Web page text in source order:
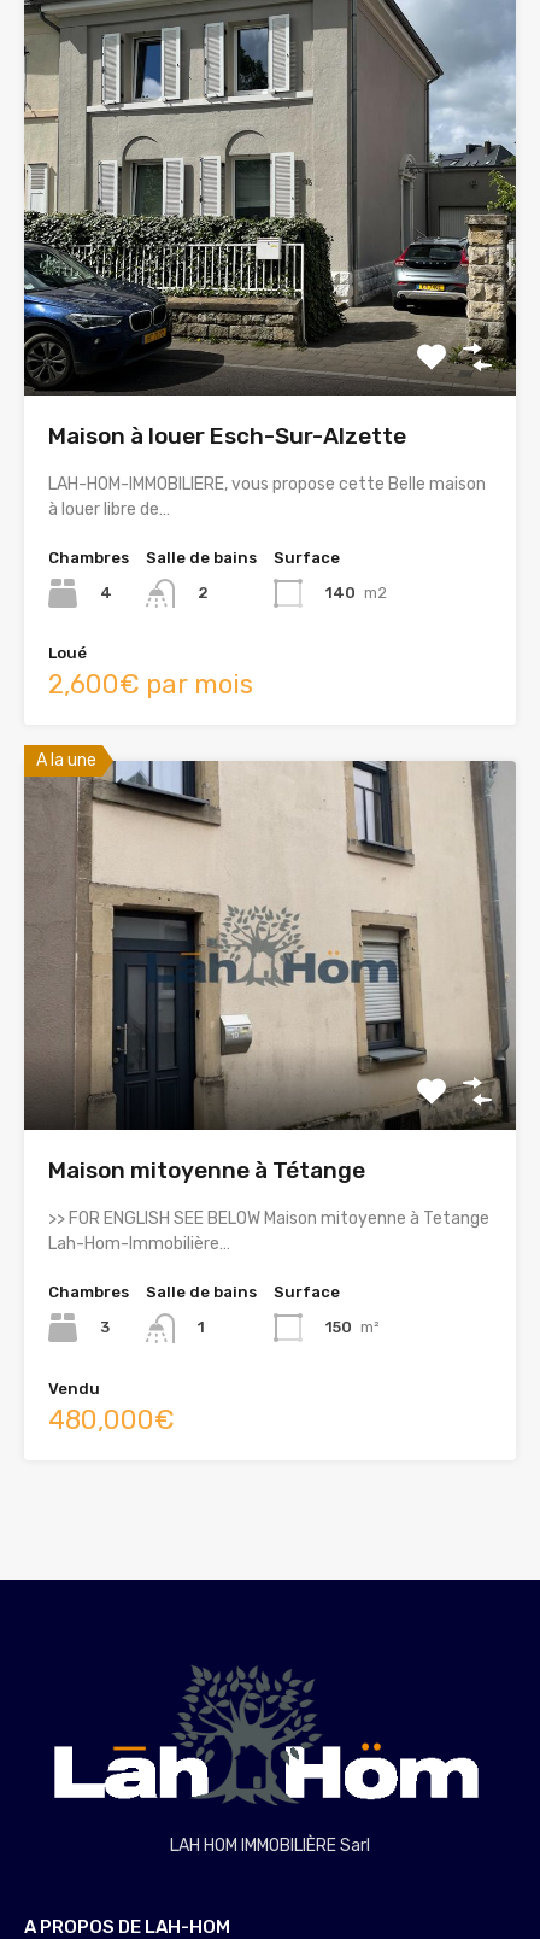
Maison à louer Esch-Sur-Alzette
LAH-HOM-IMMOBILIERE, vous propose cette Belle maison
à louer libre de…
Chambres
4
Salle de bains
2
Surface
140 m2
Loué
2,600€ par mois
A la une
Maison mitoyenne à Tétange
>> FOR ENGLISH SEE BELOW Maison mitoyenne à Tetange
Lah-Hom-Immobilière…
Chambres
3
Salle de bains
1
Surface
150 m²
Vendu
480,000€
LAH HOM IMMOBILIÈRE Sarl
A PROPOS DE LAH-HOM